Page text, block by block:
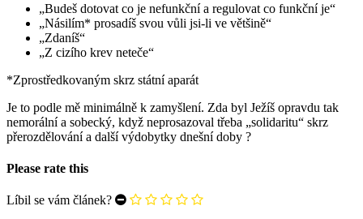
„Budeš dotovat co je nefunkční a regulovat co funkční je“
„Násilím* prosadíš svou vůli jsi-li ve většině“
„Zdaníš“
„Z cizího krev neteče“
*Zprostředkovaným skrz státní aparát
Je to podle mě minimálně k zamyšlení. Zda byl Ježíš opravdu tak
nemorální a sobecký, když neprosazoval třeba „solidaritu“ skrz
přerozdělování a další výdobytky dnešní doby ?
Please rate this
Líbil se vám článek?